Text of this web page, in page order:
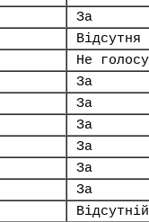
За
Відсутня
Не
За
За
За
За
За
За
Відсутній